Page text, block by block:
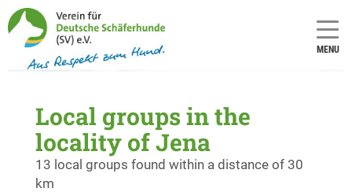
MENU
Local groups in the
locality of Jena
13 local groups found within a distance of 30
km